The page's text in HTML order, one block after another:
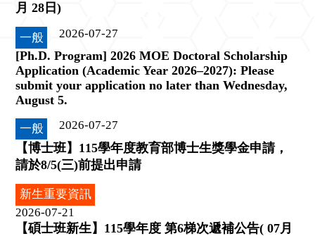
月 28日)
一般 2026-07-27
[Ph.D. Program] 2026 MOE Doctoral Scholarship
Application (Academic Year 2026–2027): Please
submit your application no later than Wednesday,
August 5.
一般 2026-07-27
【博士班】115學年度教育部博士生獎學金申請，
請於8/5(三)前提出申請
新生重要資訊
2026-07-21
【碩士班新生】115學年度 第6梯次遞補公告( 07月